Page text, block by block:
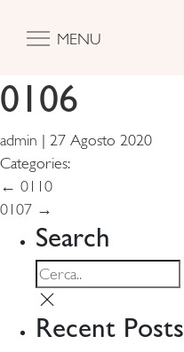
MENU
0106
admin | 27 Agosto 2020
Categories:
Navigazione
articoli
← 0110
0107 →
Search
Recent Posts